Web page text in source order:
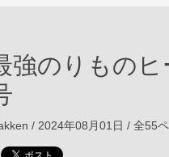
強のりものヒ
/ 2024年08月01日 / 全55